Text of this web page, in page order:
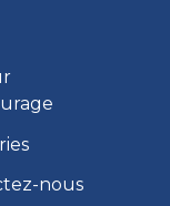
nous